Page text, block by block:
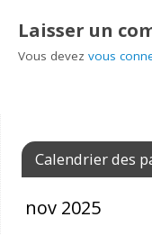
Laisser un
Vous devezvous
Calendrier des